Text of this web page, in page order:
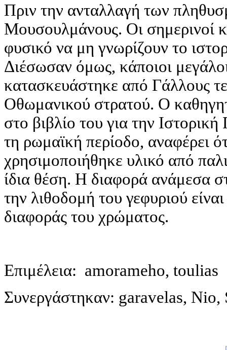
Πριν την ανταλλαγή των
Μουσουλμάνους. Οι σημερινοί
φυσικό να μη γνωρίζουν το
Διέσωσαν όμως, κάποιοι
κατασκευάστηκε από Γάλλους
Οθωμανικού στρατού. Ο
στο βιβλίο του για την
τη ρωμαϊκή περίοδο, αναφέρει
χρησιμοποιήθηκε υλικό από
ίδια θέση. Η διαφορά ανάμεσα
την λιθοδομή του γεφυριού
διαφοράς του χρώματος.
Επιμέλεια: amorameho, toulias
Συνεργάστηκαν: garavelas, Nio,